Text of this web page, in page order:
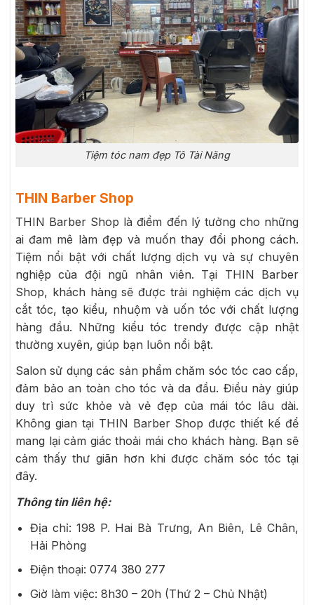
Tiệm tóc nam đẹp Tô Tài Năng
THIN Barber Shop
THIN Barber Shop là điểm đến lý tưởng cho những
ai đam mê làm đẹp và muốn thay đổi phong cách.
Tiệm nổi bật với chất lượng dịch vụ và sự chuyên
nghiệp của đội ngũ nhân viên. Tại THIN Barber
Shop, khách hàng sẽ được trải nghiệm các dịch vụ
cắt tóc, tạo kiểu, nhuộm và uốn tóc với chất lượng
hàng đầu. Những kiểu tóc trendy được cập nhật
thường xuyên, giúp bạn luôn nổi bật.
Salon sử dụng các sản phẩm chăm sóc tóc cao cấp,
đảm bảo an toàn cho tóc và da đầu. Điều này giúp
duy trì sức khỏe và vẻ đẹp của mái tóc lâu dài.
Không gian tại THIN Barber Shop được thiết kế để
mang lại cảm giác thoải mái cho khách hàng. Bạn sẽ
cảm thấy thư giãn hơn khi được chăm sóc tóc tại
đây.
Thông tin liên hệ:
Địa chỉ: 198 P. Hai Bà Trưng, An Biên, Lê Chân,
Hải Phòng
Điện thoại: 0774 380 277
Giờ làm việc: 8h30 – 20h (Thứ 2 – Chủ Nhật)